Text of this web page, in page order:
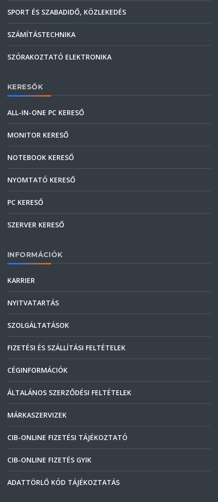
SPORT ÉS SZABADIDŐ, KÖZLEKEDÉS
SZÁMÍTÁSTECHNIKA
SZÓRAKOZTATÓ ELEKTRONIKA
KERESŐK
ALL-IN-ONE PC KERESŐ
MONITOR KERESŐ
NOTEBOOK KERESŐ
NYOMTATÓ KERESŐ
PC KERESŐ
SZERVER KERESŐ
INFORMÁCIÓK
KARRIER
NYITVATARTÁS
SZOLGÁLTATÁSOK
FIZETÉSI ÉS SZÁLLÍTÁSI FELTÉTELEK
CÉGINFORMÁCIÓK
ÁLTALÁNOS SZERZŐDÉSI FELTÉTELEK
MÁRKASZERVIZEK
CIB-ONLINE FIZETÉSI TÁJÉKOZTATÓ
CIB-ONLINE FIZETÉS GYIK
ADATTÖRLŐ KÓD TÁJÉKOZTATÁS